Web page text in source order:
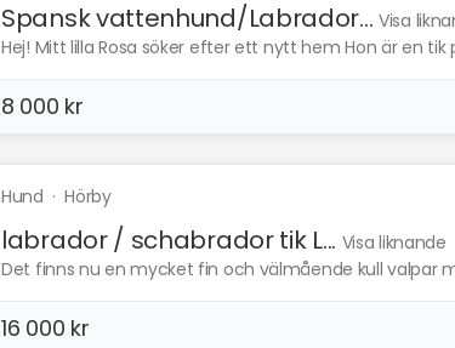
Spansk vattenhund/Labrador... Visa
Hej! Mitt lilla Rosa söker efter ett nytt hem Hon är en tik
8 000 kr
Hund ·Hörby
labrador / schabrador tik L... Visa liknande
Det finns nu en mycket fin och välmående kull valpar
16 000 kr